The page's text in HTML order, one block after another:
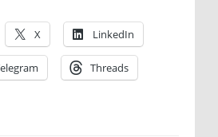
X LinkedIn
Threads